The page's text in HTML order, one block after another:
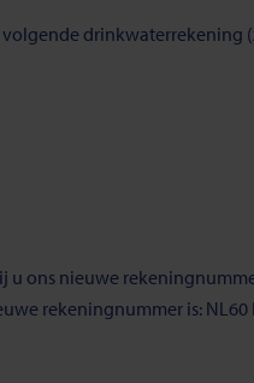
drinkwaterrekening
ons nieuwe
rekeningnummer is: NL60